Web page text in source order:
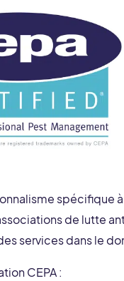
spécifique
de lutte
services dans le
CEPA :